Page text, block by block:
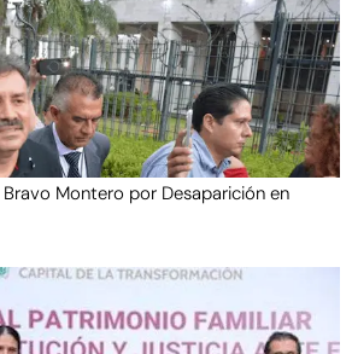
Montero por Desaparición en